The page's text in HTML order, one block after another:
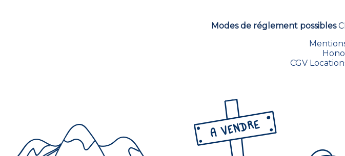
Modes de réglement possibles
CGV